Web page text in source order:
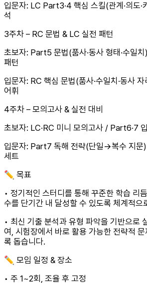
입문자: LC Part3·4 핵심 스킬(관계·의도·
석
3주차 – RC 문법 & LC 실전 패턴
초보자: Part5 문법(품사·동사 형태·수일
패턴
입문자: RC 핵심 문법(품사·수일치·동사
어휘
4주차 – 모의고사 & 실전 대비
초보자: LC·RC 미니 모의고사 / Part6·7
입문자: Part7 독해 전략(단일→복수 지문
세트
✏️ 목표
• 정기적인 스터디를 통해 꾸준한 학습 리
수를 단기간 내 달성할 수 있도록 체계적으
• 최신 기출 분석과 유형 파악을 기반으로
여, 시험장에서 바로 활용 가능한 전략적
록 돕습니다.
✏️ 모임 일정 & 장소
• 주 1~2회, 조율 후 고정